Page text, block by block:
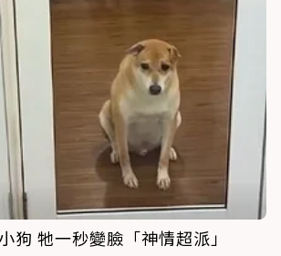
狗 牠一秒變臉「神情超派」